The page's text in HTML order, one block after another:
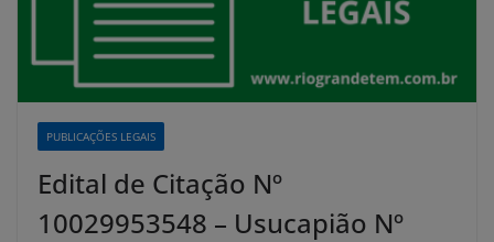
PUBLICAÇÕES LEGAIS
Edital de Citação Nº
10029953548 – Usucapião Nº